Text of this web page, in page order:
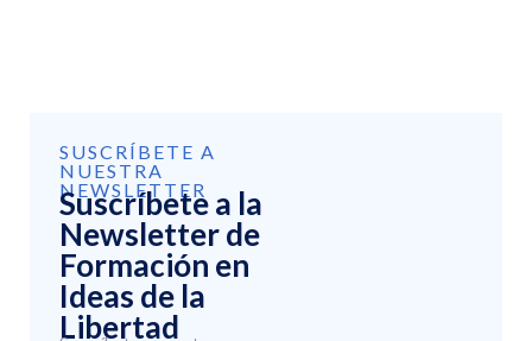
SUSCRÍBETE A
NUESTRA
NEWSLETTER
Suscríbete a la
Newsletter de
Formación en
Ideas de la
Libertad